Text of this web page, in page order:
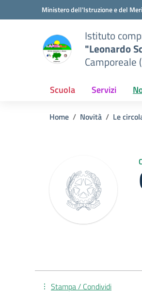
Vai ai contenuti
Vai al menu di navigazioneMinistero dell'Istruzione e del
Istituto
"Leonardo
Camporeale
Scuola Servizi
Home Novità Le
Stampa / Condividi